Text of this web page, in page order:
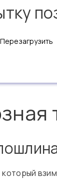
Перезагрузить